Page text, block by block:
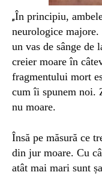
„În principiu,
neurologice
un vas de sânge de
creier moare în
fragmentului mort
cum îi spunem noi.
nu moare.
Însă pe măsură ce
din jur moare. Cu
atât mai mari sunt